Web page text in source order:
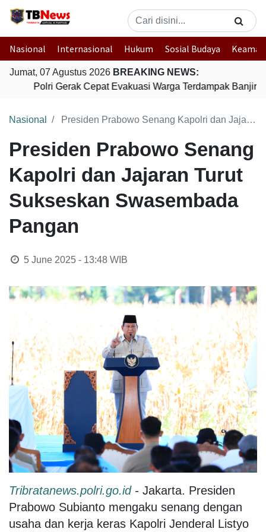
Nasional Internasional Hukum Sosial Budaya
Jumat, 07 Agustus 2026 BREAKING NEWS:
Polri Gerak Cepat Evakuasi Warga Terdampak Banjir di
Nasional Presiden Prabowo Senang Kapolri dan Jajaran Turut Sukseskan Swasembada Pangan
Presiden Prabowo Senang
Kapolri dan Jajaran Turut
Sukseskan Swasembada
Pangan
5 June 2025 - 13:48WIB
Tribratanews.polri.go.id- Jakarta. Presiden
Prabowo Subianto mengaku senang dengan
usaha dan kerja keras Kapolri Jenderal Listyo